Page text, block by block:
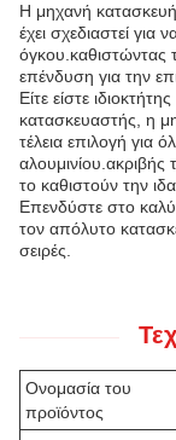
Η μηχανή
έχει σχεδιαστεί για
όγκου.καθιστώντας
επένδυση για την
Είτε είστε
κατασκευαστής, η
τέλεια επιλογή για
το καθιστούν την
Επενδύστε στο
τον απόλυτο
σειρές.
Ονομασία του
προϊόντος